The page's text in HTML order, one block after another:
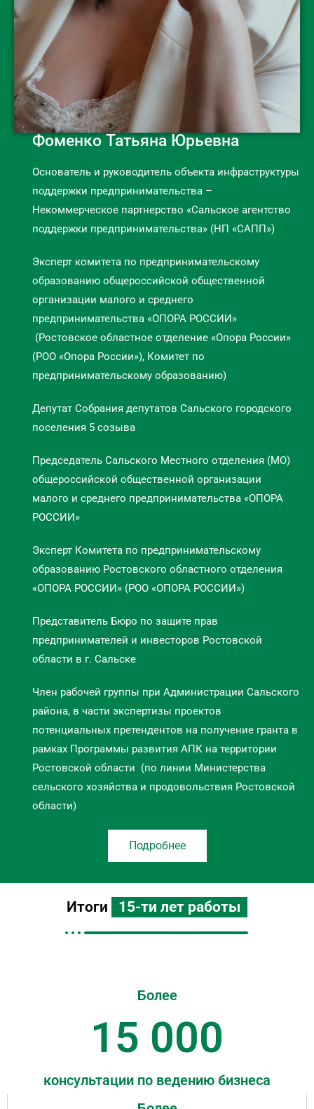
Фоменко Татьяна Юрьевна
Основатель и руководитель объекта инфраструктуры
поддержки предпринимательства –
Некоммерческое партнерство «Сальское агентство
поддержки предпринимательства» (НП «САПП»)
Эксперт комитета по предпринимательскому
образованию общероссийской общественной
организации малого и среднего
предпринимательства «ОПОРА РОССИИ»
(Ростовское областное отделение «Опора России»
(РОО «Опора России»), Комитет по
предпринимательскому образованию)
Депутат Собрания депутатов Сальского городского
поселения 5 созыва
Председатель Сальского Местного отделения (МО)
общероссийской общественной организации
малого и среднего предпринимательства «ОПОРА
РОССИИ»
Эксперт Комитета по предпринимательскому
образованию Ростовского областного отделения
«ОПОРА РОССИИ» (РОО «ОПОРА РОССИИ»)
Представитель Бюро по защите прав
предпринимателей и инвесторов Ростовской
области в г. Сальске
Член рабочей группы при Администрации Сальского
района, в части экспертизы проектов
потенциальных претендентов на получение гранта в
рамках Программы развития АПК на территории
Ростовской области (по линии Министерства
сельского хозяйства и продовольствия Ростовской
области)
Подробнее
Итоги 15-ти лет работы
Более
15 000
консультации по ведению бизнеса